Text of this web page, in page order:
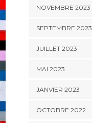
NOVEMBRE 2023
SEPTEMBRE 2023
JUILLET 2023
MAI 2023
JANVIER 2023
OCTOBRE 2022